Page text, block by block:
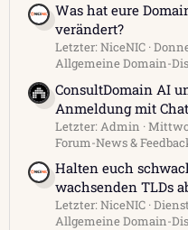
Was hat eure
verändert?
Letzter: NiceNIC
Allgemeine Domain-
ConsultDomain AI
Anmeldung mit
Letzter: Admin
Forum-News &
Halten euch
wachsenden TLDs
Letzter: NiceNIC
Allgemeine Domain-